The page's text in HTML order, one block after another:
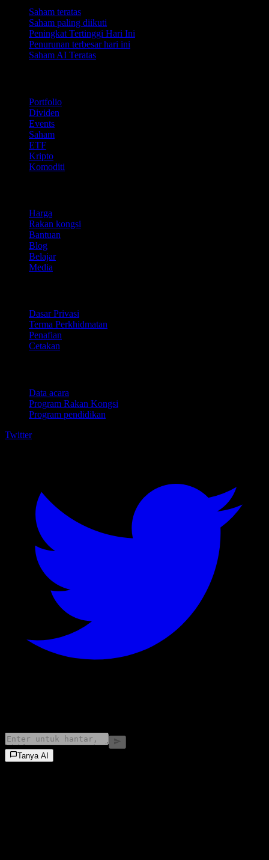
Saham teratas
Saham paling diikuti
Peningkat Tertinggi Hari Ini
Penurunan terbesar hari ini
Saham AI Teratas
Portfolio
Dividen
Events
Saham
ETF
Kripto
Komoditi
Harga
Rakan kongsi
Bantuan
Blog
Belajar
Media
Dasar Privasi
Terma Perkhidmatan
Penafian
Cetakan
Data acara
Program Rakan Kongsi
Program pendidikan
Twitter
Tanya AI